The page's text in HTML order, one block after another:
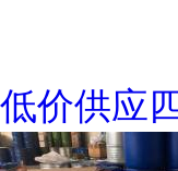
低价供应